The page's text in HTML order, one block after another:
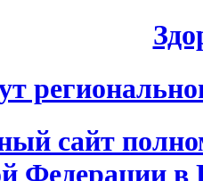
сайт
Федерации